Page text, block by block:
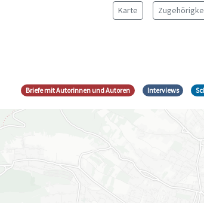
Karte
Briefe mit Autorinnen und Autoren Interviews